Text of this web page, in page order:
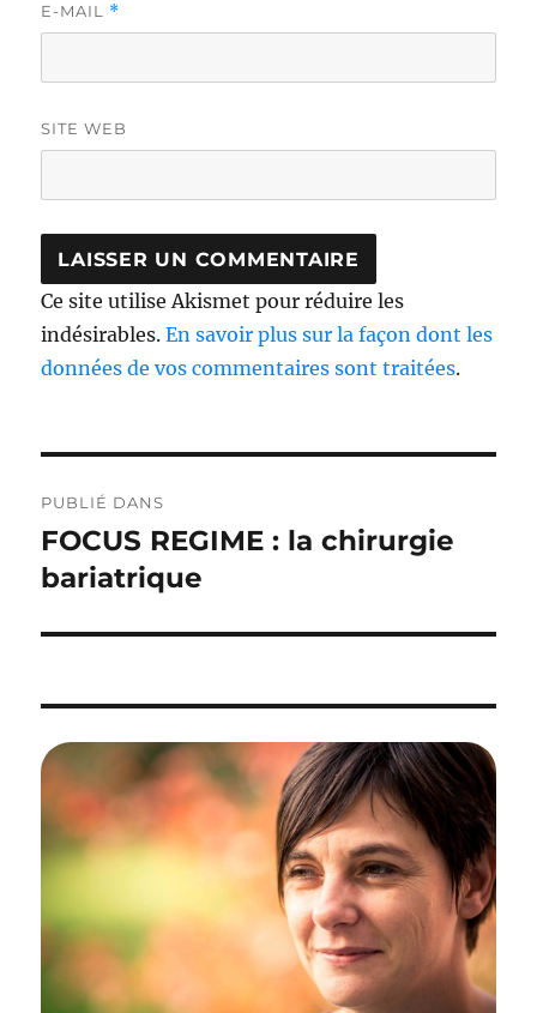
E-MAIL *
SITE WEB
Ce site utilise Akismet pour réduire les
indésirables.En savoir plus sur la façon dont les
données de vos commentaires sont traitées.
de
l’article
PUBLIÉ DANS
FOCUS REGIME : la chirurgie
bariatrique